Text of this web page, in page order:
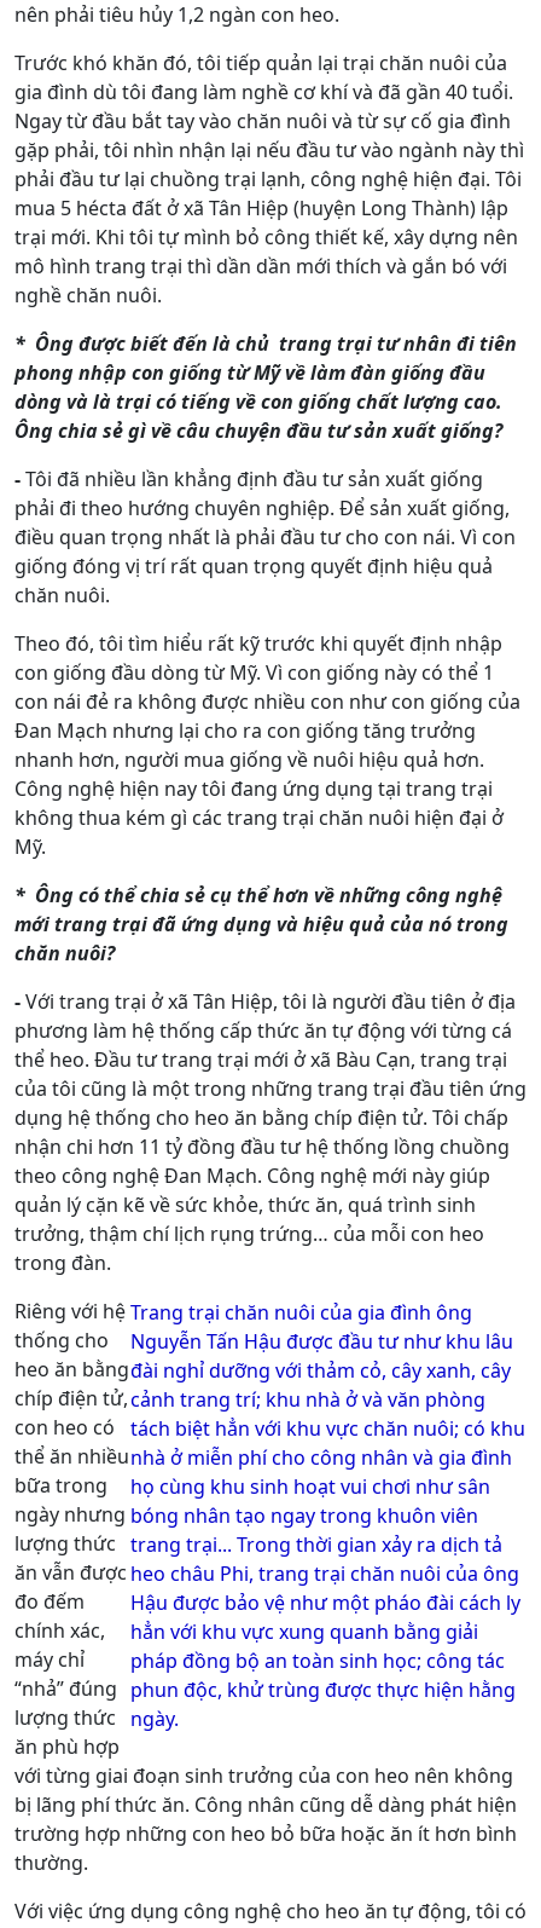
nên phải tiêu hủy 1,2 ngàn con heo.
Trước khó khăn đó, tôi tiếp quản lại trại chăn nuôi của
gia đình dù tôi đang làm nghề cơ khí và đã gần 40 tuổi.
Ngay từ đầu bắt tay vào chăn nuôi và từ sự cố gia đình
gặp phải, tôi nhìn nhận lại nếu đầu tư vào ngành này thì
phải đầu tư lại chuồng trại lạnh, công nghệ hiện đại. Tôi
mua 5 hécta đất ở xã Tân Hiệp (huyện Long Thành) lập
trại mới. Khi tôi tự mình bỏ công thiết kế, xây dựng nên
mô hình trang trại thì dần dần mới thích và gắn bó với
nghề chăn nuôi.
* Ông được biết đến là chủ trang trại tư nhân đi tiên
phong nhập con giống từ Mỹ về làm đàn giống đầu
dòng và là trại có tiếng về con giống chất lượng cao.
Ông chia sẻ gì về câu chuyện đầu tư sản xuất giống?
-Tôi đã nhiều lần khẳng định đầu tư sản xuất giống
phải đi theo hướng chuyên nghiệp. Để sản xuất giống,
điều quan trọng nhất là phải đầu tư cho con nái. Vì con
giống đóng vị trí rất quan trọng quyết định hiệu quả
chăn nuôi.
Theo đó, tôi tìm hiểu rất kỹ trước khi quyết định nhập
con giống đầu dòng từ Mỹ. Vì con giống này có thể 1
con nái đẻ ra không được nhiều con như con giống của
Đan Mạch nhưng lại cho ra con giống tăng trưởng
nhanh hơn, người mua giống về nuôi hiệu quả hơn.
Công nghệ hiện nay tôi đang ứng dụng tại trang trại
không thua kém gì các trang trại chăn nuôi hiện đại ở
Mỹ.
* Ông có thể chia sẻ cụ thể hơn về những công nghệ
mới trang trại đã ứng dụng và hiệu quả của nó trong
chăn nuôi?
-Với trang trại ở xã Tân Hiệp, tôi là người đầu tiên ở địa
phương làm hệ thống cấp thức ăn tự động với từng cá
thể heo. Đầu tư trang trại mới ở xã Bàu Cạn, trang trại
của tôi cũng là một trong những trang trại đầu tiên ứng
dụng hệ thống cho heo ăn bằng chíp điện tử. Tôi chấp
nhận chi hơn 11 tỷ đồng đầu tư hệ thống lồng chuồng
theo công nghệ Đan Mạch. Công nghệ mới này giúp
quản lý cặn kẽ về sức khỏe, thức ăn, quá trình sinh
trưởng, thậm chí lịch rụng trứng… của mỗi con heo
trong đàn.
Trang trại chăn nuôi của gia đình ông
Nguyễn Tấn Hậu được đầu tư như khu lâu
đài nghỉ dưỡng với thảm cỏ, cây xanh, cây
cảnh trang trí; khu nhà ở và văn phòng
tách biệt hẳn với khu vực chăn nuôi; có khu
nhà ở miễn phí cho công nhân và gia đình
họ cùng khu sinh hoạt vui chơi như sân
bóng nhân tạo ngay trong khuôn viên
trang trại... Trong thời gian xảy ra dịch tả
heo châu Phi, trang trại chăn nuôi của ông
Hậu được bảo vệ như một pháo đài cách ly
hẳn với khu vực xung quanh bằng giải
pháp đồng bộ an toàn sinh học; công tác
phun độc, khử trùng được thực hiện hằng
ngày.
Riêng với hệ
thống cho
heo ăn bằng
chíp điện tử,
con heo có
thể ăn nhiều
bữa trong
ngày nhưng
lượng thức
ăn vẫn được
đo đếm
chính xác,
máy chỉ
“nhả” đúng
lượng thức
ăn phù hợp
với từng giai đoạn sinh trưởng của con heo nên không
bị lãng phí thức ăn. Công nhân cũng dễ dàng phát hiện
trường hợp những con heo bỏ bữa hoặc ăn ít hơn bình
thường.
Với việc ứng dụng công nghệ cho heo ăn tự động, tôi có